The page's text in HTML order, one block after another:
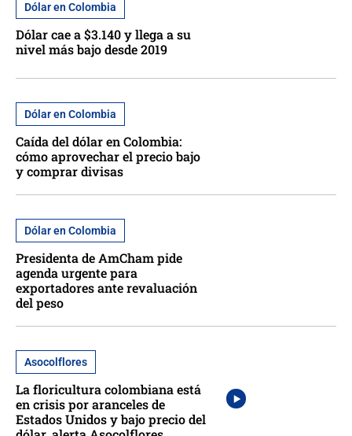
Dólar en Colombia
Dólar cae a $3.140 y llega a su
nivel más bajo desde 2019
Dólar en Colombia
Caída del dólar en Colombia:
cómo aprovechar el precio bajo
y comprar divisas
Dólar en Colombia
Presidenta de AmCham pide
agenda urgente para
exportadores ante revaluación
del peso
Asocolflores
La floricultura colombiana está
en crisis por aranceles de
Estados Unidos y bajo precio del